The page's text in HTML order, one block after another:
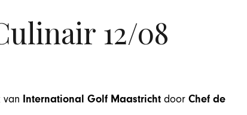
12/08
van International Golf Maastricht doorChef de